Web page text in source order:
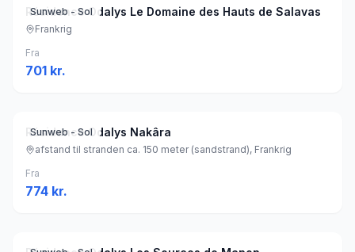
Sunweb - Sol
Résidence Odalys Le Domaine des Hauts de Salavas
Frankrig
Fra
701 kr.
Sunweb - Sol
Résidence Odalys Nakâra
afstand til stranden ca. 150 meter (sandstrand), Frankrig
Fra
774 kr.